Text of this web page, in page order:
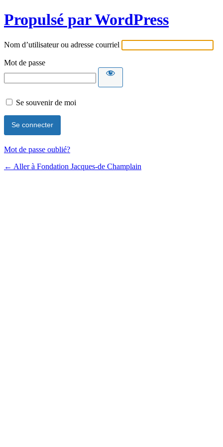
Propulsé par WordPress
Nom d’utilisateur ou adresse courriel
Mot de passe
Se souvenir de moi
Mot de passe oublié?
← Aller à Fondation Jacques-de Champlain